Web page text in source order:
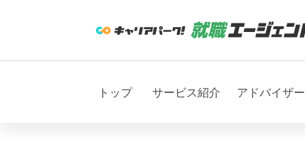
トップ サービス紹介 アドバイザー